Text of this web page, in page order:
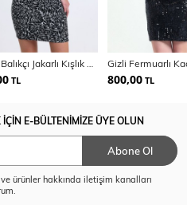
TL 800,00 TL
E-BÜLTENİMİZE ÜYE OLUN
Abone Ol
ürünler hakkında iletişim kanalları